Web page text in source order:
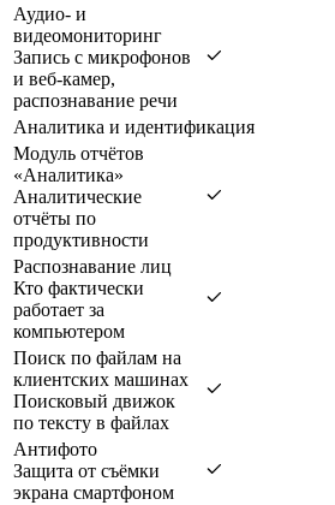
Аудио- и
видеомониторинг
Запись с микрофонов
и веб-камер,
распознавание речи
Аналитика и идентификация
Модуль отчётов
«Аналитика»
Аналитические
отчёты по
продуктивности
Распознавание лиц
Кто фактически
работает за
компьютером
Поиск по файлам на
клиентских машинах
Поисковый движок
по тексту в файлах
Антифото
Защита от съёмки
экрана смартфоном